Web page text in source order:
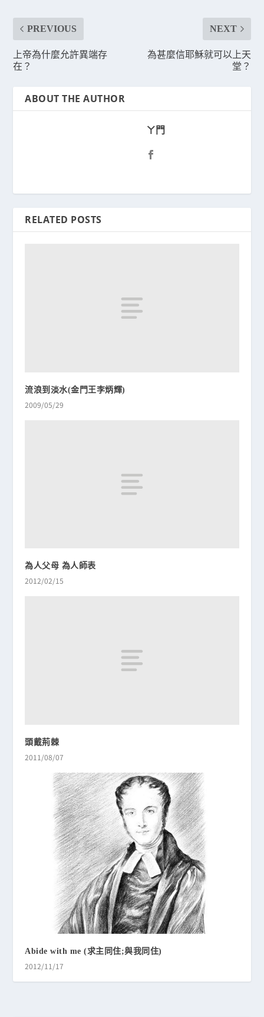
PREVIOUS
上帝為什麼允許異端存
在？
NEXT
為甚麼信耶穌就可以上天
堂？
ABOUT THE AUTHOR
ㄚ門
RELATED POSTS
流浪到淡水(金門王李炳輝)
2009/05/29
為人父母 為人師表
2012/02/15
頭戴荊棘
2011/08/07
Abide with me (求主同住;與我同住)
2012/11/17